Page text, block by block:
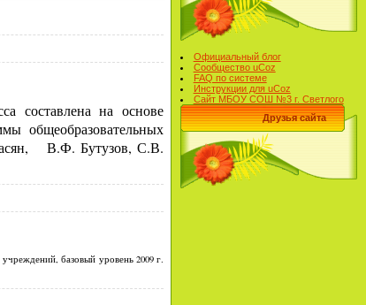
составлена на основе
общеобразовательных
В.Ф. Бутузов, С.В.
базовый уровень 2009 г.
Официальный блог
Сообщество uCoz
FAQ по системе
Инструкции для uCoz
Сайт МБОУ СОШ №3 г. Светлого
Друзья сайта